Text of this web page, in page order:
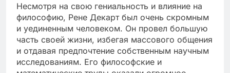
Несмотря на свою гениальность и влияние на
философию, Рене Декарт был очень скромным
и уединенным человеком. Он провел большую
часть своей жизни, избегая массового общения
и отдавая предпочтение собственным научным
исследованиям. Его философские и